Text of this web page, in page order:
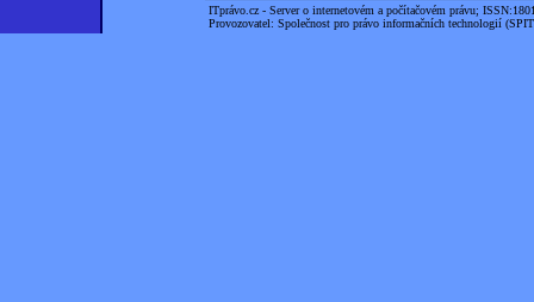
ITprávo.cz - Server o internetovém a počítačovém právu;
Provozovatel: Společnost pro právo informačních technologií